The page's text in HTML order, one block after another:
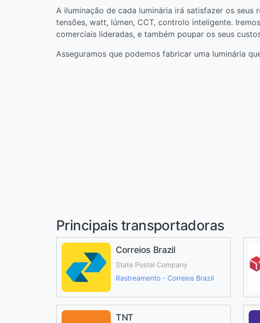
A iluminação de cada luminária irá satisfazer os
tensões, watt, lúmen, CCT, controlo inteligente.
comerciais lideradas, e também poupar os seus
Asseguramos que podemos fabricar uma luminária
Principais transportadoras
Correios Brazil
State Postal Company
Rastreamento - Correios Brazil
TNT